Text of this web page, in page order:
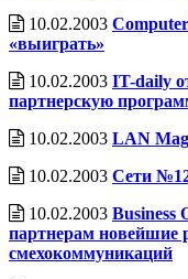
10.02.2003
«выиграть»
10.02.2003 IT-daily
партнерскую
10.02.2003 LAN
10.02.2003 Сети
10.02.2003 Business
партнерам новейшие
смехокоммуникаций